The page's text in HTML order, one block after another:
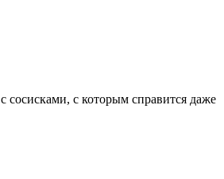
с которым справится даже